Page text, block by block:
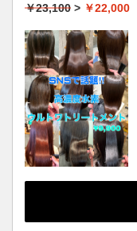
￥23,100 > ￥22,000